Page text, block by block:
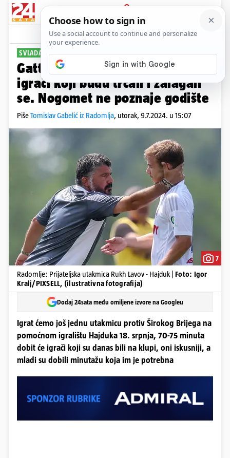
PRIJAVA
Sport Komentari
SVLADAO UKRAJINCE
Gattuso: Kod mene će igrati oni
igrači koji budu trčali i zalagali
se. Nogomet ne poznaje godište
PišeTomislav Gabelić iz Radomlja, utorak, 9.7.2024. u 15:07
7
Radomlje: Prijateljska utakmica Rukh Lavov - Hajduk | Foto: Igor
Kralj/PIXSELL, (ilustrativna fotografija)
Dodaj 24sata među omiljene izvore na Googleu
Igrat ćemo još jednu utakmicu protiv Širokog Brijega na
pomoćnom igralištu Hajduka 18. srpnja, 70-75 minuta
dobit će igrači koji su danas bili na klupi, oni iskusniji, a
mladi su dobili minutažu koja im je potrebna